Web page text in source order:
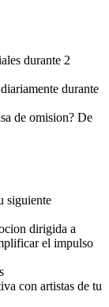
durante 2
durante
de omision? De
siguiente
dirigida a
el impulso
con artistas de tu